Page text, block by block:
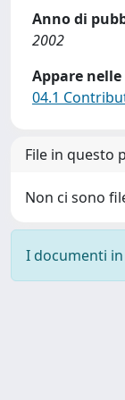
Anno di
2002
Appare
04.1
File in questo
Non ci sono
I documenti